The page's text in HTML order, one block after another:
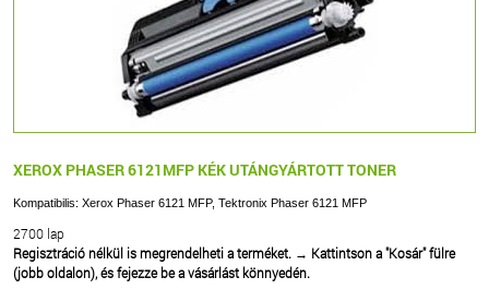
XEROX PHASER 6121MFP KÉK UTÁNGYÁRTOTT TONER
Kompatibilis: Xerox Phaser 6121 MFP, Tektronix Phaser 6121 MFP
2700 lap
Regisztráció nélkül is megrendelheti a terméket. → Kattintson a "Kosár" fülre
(jobb oldalon), és fejezze be a vásárlást könnyedén.